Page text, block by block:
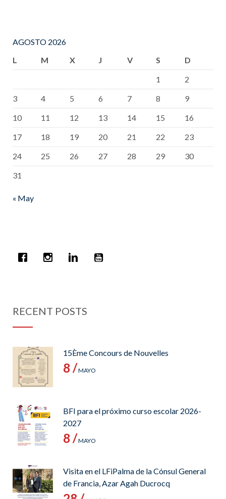
AGOSTO 2026
L
M X J V S
D
1
2
3
4 5 6 7 8
9
10
11 12 13 14 15
16
17
18 19 20 21 22
23
24
25 26 27 28 29
30
31
« May
RECENT POSTS
15Ème Concours de Nouvelles
8 /MAYO
BFI para el próximo curso escolar 2026-
2027
8 /MAYO
Visita en el LFiPalma de la Cónsul General
de Francia, Azar Agah Ducrocq